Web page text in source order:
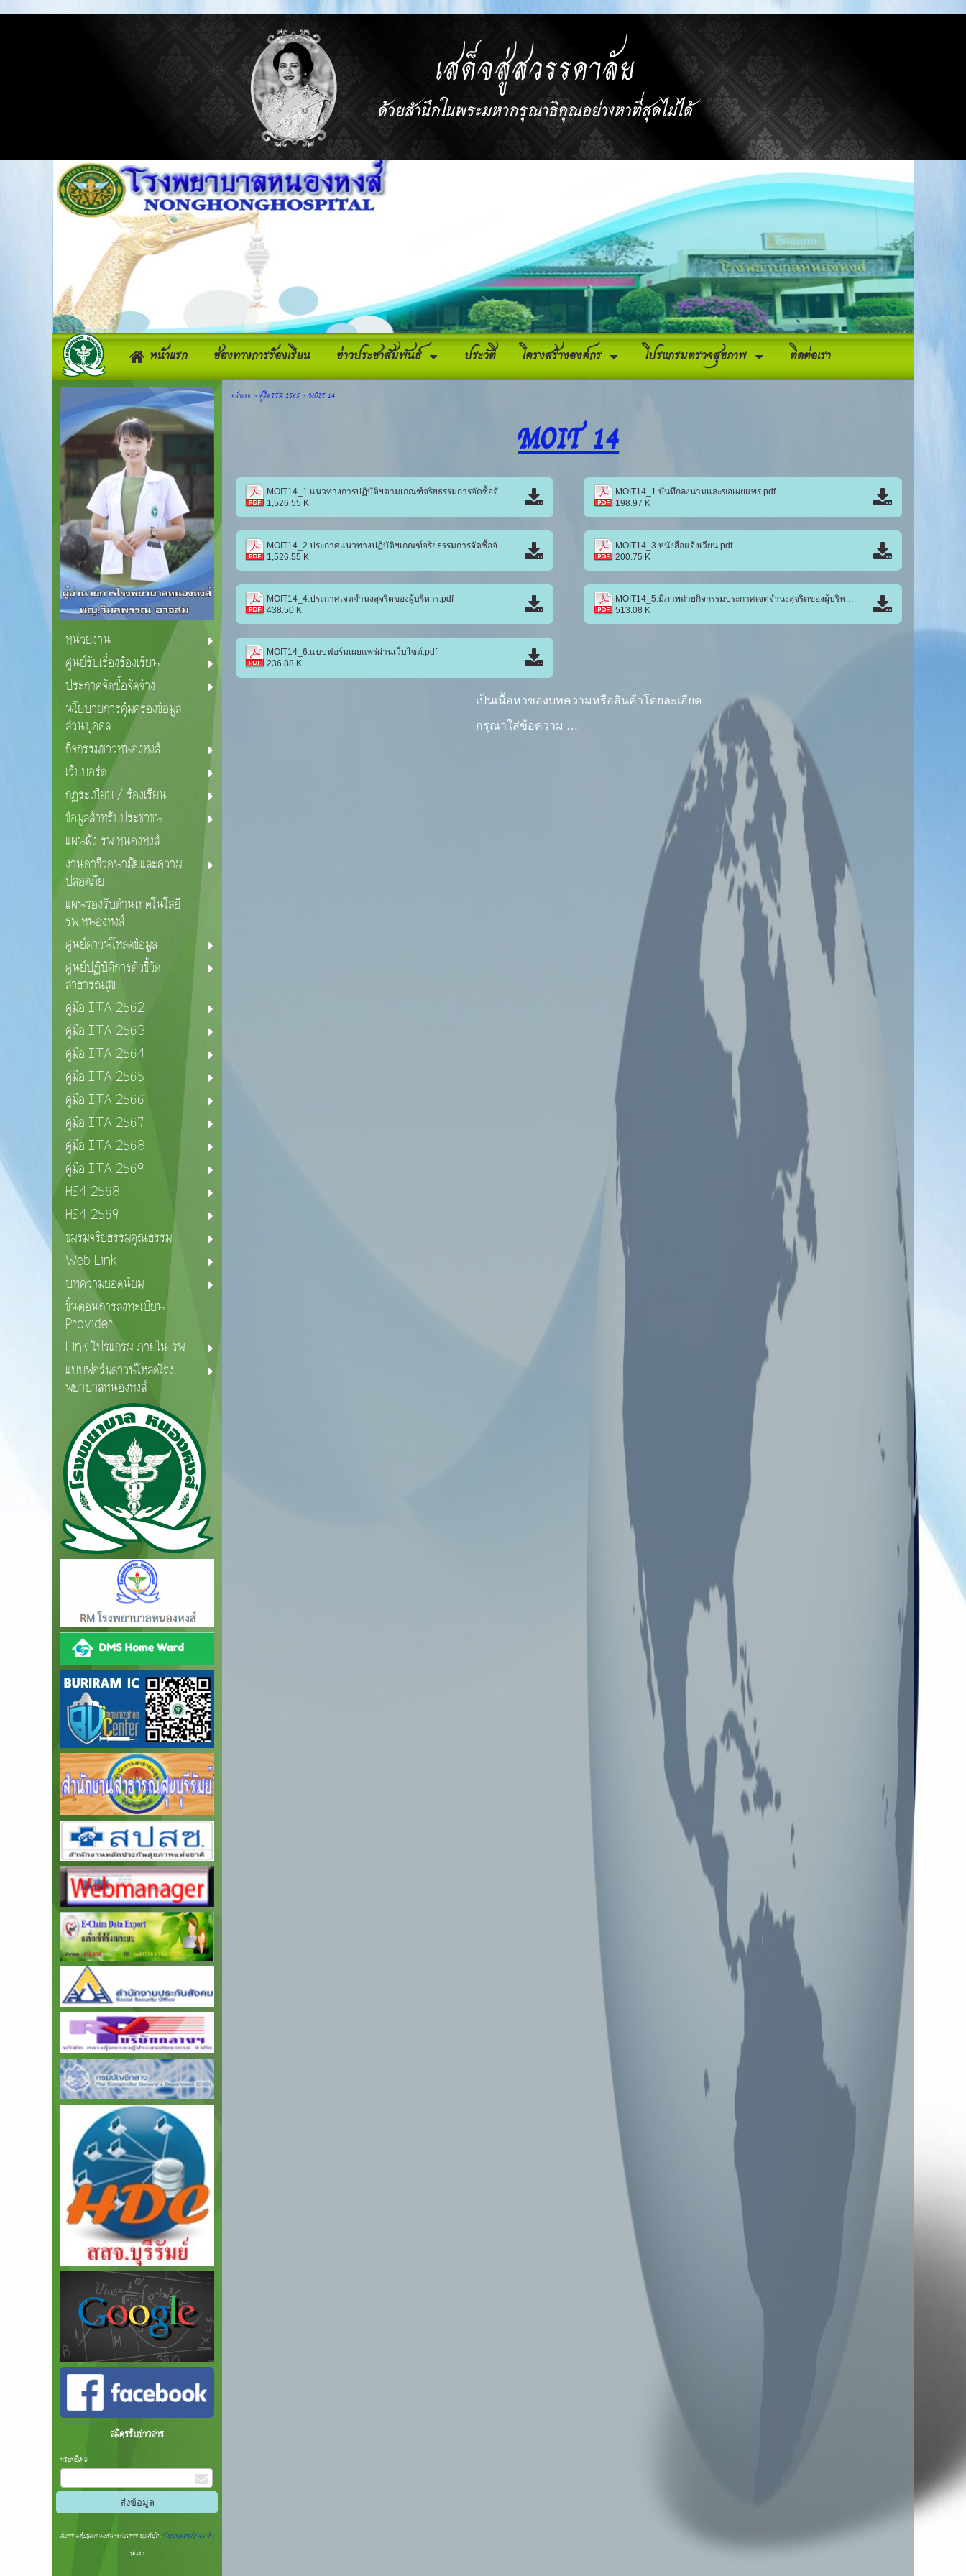
หน้าแรก ช่องทางการร้องเรียน ข่าวประชาสัมพันธ์ ประวัติ โครงสร้างองค์กร โปรแกรมตรวจสุขภาพ ติดต่อเรา
หน่วยงาน
ศูนย์รับเรื่องร้องเรียน
ประกาศจัดซื้อจัดจ้าง
นโยบายการคุ้มครองข้อมูล
ส่วนบุคคล
กิจกรรมชาวหนองหงส์
เว็บบอร์ด
กฏระเบียบ / ร้องเรียน
ข้อมูลสำหรับประชาชน
แผนผัง รพ.หนองหงส์
งานอาชีวอนามัยและความ
ปลอดภัย
แผนรองรับด้านเทคโนโลยี
รพ.หนองหงส์
ศูนย์ดาวน์โหลดข้อมูล
ศูนย์ปฏิบัติการตัวชี้วัด
สาธารณสุข
คู่มือ ITA 2562
คู่มือ ITA 2563
คู่มือ ITA 2564
คู่มือ ITA 2565
คู่มือ ITA 2566
คู่มือ ITA 2567
คู่มือ ITA 2568
คู่มือ ITA 2569
HS4 2568
HS4 2569
ชมรมจริยธรรมคุณธรรม
Web Link
บทความยอดนิยม
ขั้นตอนการลงทะเบียน
Provider
Link โปรแกรม ภายใน รพ
แบบฟอร์มดาวน์โหลดโรง
พยาบาลหนองหงส์
สมัครรับข่าวสาร
กรอกอีเมล
เมื่อท่านส่งข้อมูลผ่านฟอร์ม จะถือว่าท่านยอมรับในนโยบายความเป็นส่วนตัว
ของเรา
หน้าแรก>คู่มือ ITA 2565>MOIT 14
MOIT 14
MOIT14_1.แนวทางการปฏิบัติฯตามเกณฑ์จริยธรรมการจัดซื้อจัดหายาและเวชภัณฑ์มิใช่ยา1.pdf
1,526.55 K
MOIT14_1.บันทึกลงนามและขอเผยแพร่.pdf
198.97 K
MOIT14_2.ประกาศแนวทางปฏิบัติฯเกณฑ์จริยธรรมการจัดซื้อจัดยา.pdf
1,526.55 K
MOIT14_3.หนังสือแจ้งเวียน.pdf
200.75 K
MOIT14_4.ประกาศเจตจำนงสุจริตของผู้บริหาร.pdf
438.50 K
MOIT14_5.มีภาพถ่ายกิจกรรมประกาศเจตจำนงสุจริตของผู้บริหาร.pdf
513.08 K
MOIT14_6.แบบฟอร์มเผยแพร่ผ่านเว็บไซต์.pdf
236.88 K
เป็นเนื้อหาของบทความหรือสินค้าโดยละเอียด
กรุณาใส่ข้อความ …